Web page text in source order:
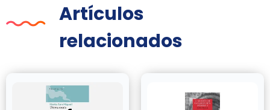
Artículos
relacionados